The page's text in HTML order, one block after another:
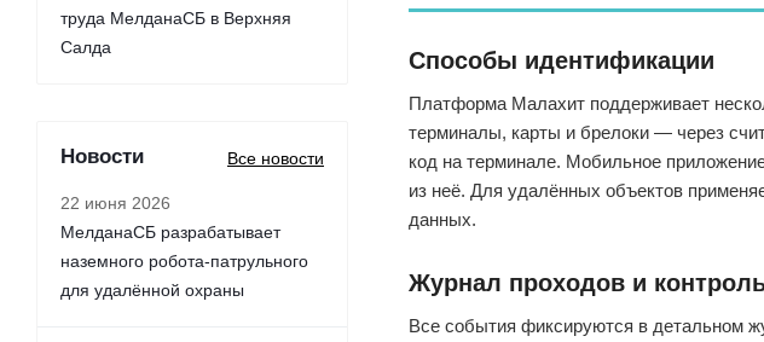
Способы идентификации
Платформа Малахит поддерживает
терминалы, карты и брелоки — через
код на терминале. Мобильное
из неё. Для удалённых объектов
данных.
Журнал проходов и
Все события фиксируются в детальном
труда МелданаСБ в Верхняя
Салда
Новости Все новости
22 июня 2026
МелданаСБ разрабатывает
наземного робота-патрульного
для удалённой охраны